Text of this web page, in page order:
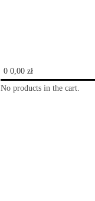
0 0,00 zł
No products in the cart.